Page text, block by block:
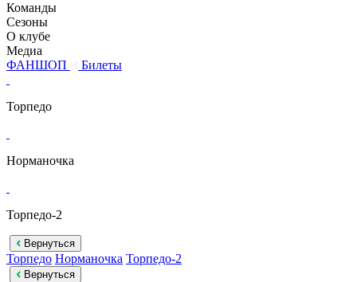
Команды
Сезоны
О клубе
Медиа
ФАНШОП
Билеты
Торпедо
Норманочка
Торпедо-2
Вернуться
Торпедо Норманочка Торпедо-2
Вернуться